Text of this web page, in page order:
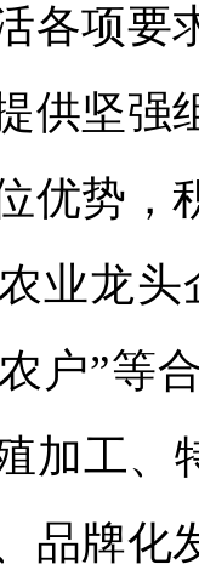
各项要
供坚强
优势，
业龙
户”等
加工、
品牌化